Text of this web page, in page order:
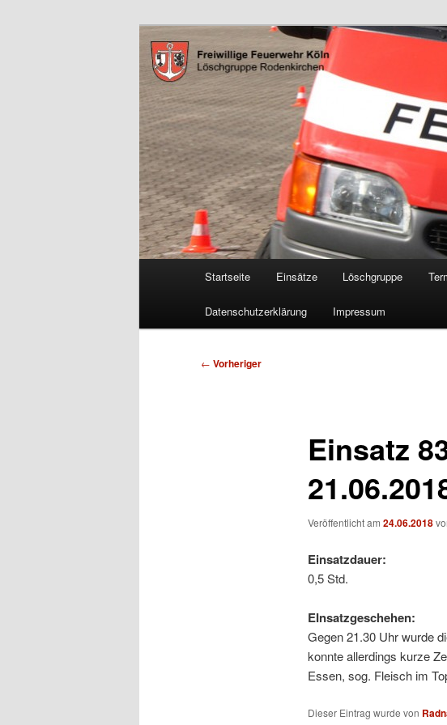
FF Köln, LG RD
Freiwillige Feuerwehr Köln, Löschgruppe
Startseite Einsätze Löschgruppe
Datenschutzerklärung Impressum
Beitragsnavigation
← Vorheriger
Einsatz
Veröffentlicht am 24.06.2018
Einsatzdauer:
0,5 Std.
EInsatzgeschehen:
Gegen 21.30 Uhr wurde
konnte allerdings kurze
Essen, sog. Fleisch im
Dieser Eintrag wurde von